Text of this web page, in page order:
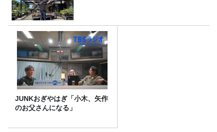
JUNKおぎやはぎ「小木、矢作
のお父さんになる」